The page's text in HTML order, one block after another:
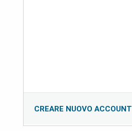
CREARE NUOVO ACCOUNT